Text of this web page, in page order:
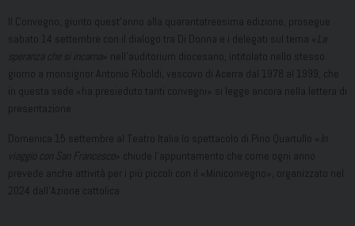
Il Convegno, giunto quest’anno alla quarantatreesima edizione, prosegue
sabato 14 settembre con il dialogo tra Di Donna e i delegati sul tema « La
speranza che si incarna » nell’auditorium diocesano, intitolato nello stesso
giorno a monsignor Antonio Riboldi, vescovo di Acerra dal 1978 al 1999, che
in questa sede «ha presieduto tanti convegni» si legge ancora nella lettera di
presentazione.
Domenica 15 settembre al Teatro Italia lo spettacolo di Pino Quartullo «
In
viaggio con San Francesco
» chiude l’appuntamento che come ogni anno
prevede anche attività per i più piccoli con il «Miniconvegno», organizzato nel
2024 dall’Azione cattolica.